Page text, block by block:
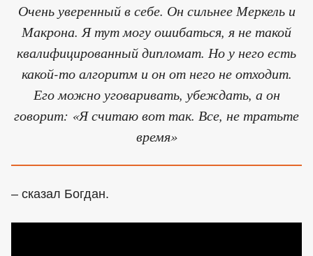
Очень уверенный в себе. Он сильнее Меркель и
Макрона. Я тут могу ошибаться, я не такой
квалифицированный дипломат. Но у него есть
какой-то алгоритм и он от него не отходит.
Его можно уговаривать, убеждать, а он
говорит: «Я считаю вот так. Все, не тратьте
время»
– сказал Богдан.